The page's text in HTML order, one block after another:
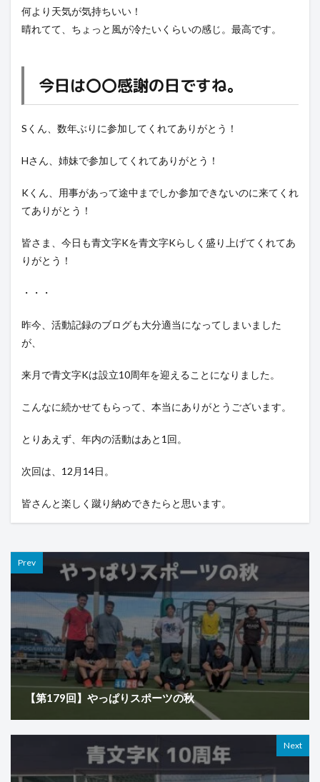
何より天気が気持ちいい！
晴れてて、ちょっと風が冷たいくらいの感じ。最高です。
今日は〇〇感謝の日ですね。
Sくん、数年ぶりに参加してくれてありがとう！
Hさん、姉妹で参加してくれてありがとう！
Kくん、用事があって途中までしか参加できないのに来てくれ
てありがとう！
皆さま、今日も青文字Kを青文字Kらしく盛り上げてくれてあ
りがとう！
・・・
昨今、活動記録のブログも大分適当になってしまいました
が、
来月で青文字Kは設立10周年を迎えることになりました。
こんなに続かせてもらって、本当にありがとうございます。
とりあえず、年内の活動はあと1回。
次回は、12月14日。
皆さんと楽しく蹴り納めできたらと思います。
Prev
【第179回】やっぱりスポーツの秋
Next